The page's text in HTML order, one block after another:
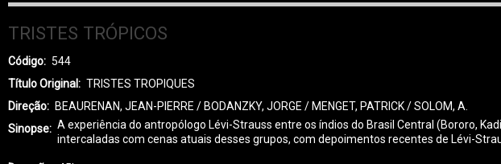
TRISTES TRÓPICOS
Código
544
Título Original
TRISTES TROPIQUES
Direção
BEAURENAN, JEAN-PIERRE / BODANZKY, JORGE / MENGET, PATRICK / SOLOM, A.
Sinopse
A experiência do antropólogo Lévi-Strauss entre os índios do Brasil Central (Bororo,
intercaladas com cenas atuais desses grupos, com depoimentos recentes de Lévi-